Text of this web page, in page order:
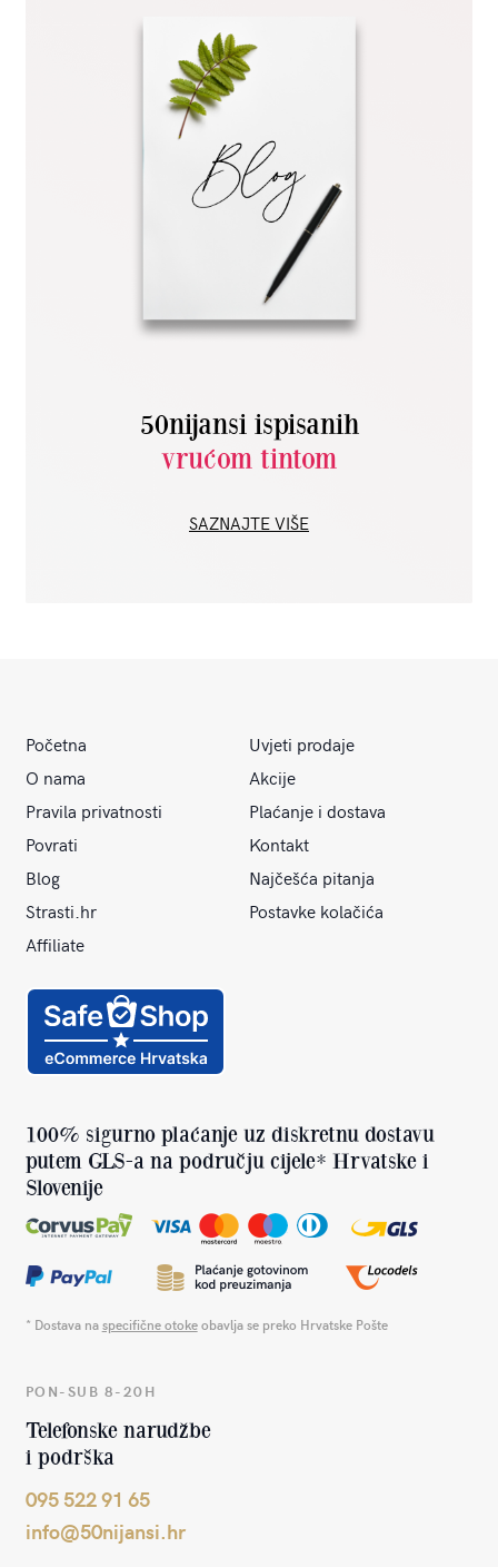
50nijansi ispisanih
vrućom tintom
SAZNAJTE VIŠE
Početna
Uvjeti prodaje
O nama
Akcije
Pravila privatnosti
Plaćanje i dostava
Povrati
Kontakt
Blog
Najčešća pitanja
Strasti.hr
Postavke kolačića
Affiliate
100% sigurno plaćanje uz diskretnu dostavu
putem GLS-a na području cijele* Hrvatske i
Slovenije
* Dostava naspecifične otokeobavlja se preko Hrvatske Pošte
PON-SUB 8-20H
Telefonske narudžbe
i podrška
095 522 91 65
info@50nijansi.hr